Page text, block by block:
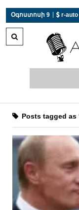
Օգոստոսի 9  r-auto
Posts tagged as